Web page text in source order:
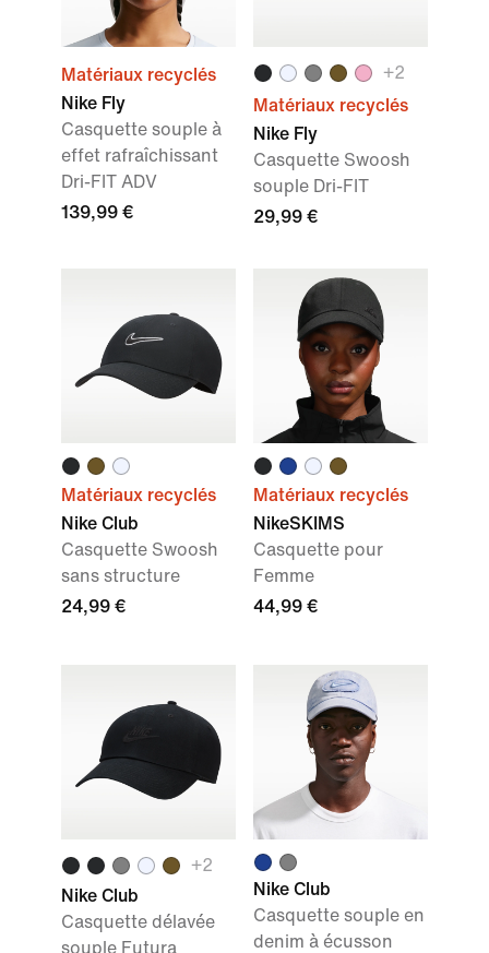
Matériaux recyclés
Nike Fly
Casquette souple à
effet rafraîchissant
Dri-FIT ADV
139,99 €
+2
Matériaux recyclés
Nike Fly
Casquette Swoosh
souple Dri-FIT
29,99 €
Matériaux recyclés
Nike Club
Casquette Swoosh
sans structure
24,99 €
Matériaux recyclés
NikeSKIMS
Casquette pour
Femme
44,99 €
+2
Nike Club
Casquette délavée
souple Futura
Nike Club
Casquette souple en
denim à écusson